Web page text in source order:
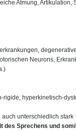
Atmung, Artikulation,
degenerative
Neurons,
rigide, hyperkinetisch-
unterschiedlich stark
des Sprechens und